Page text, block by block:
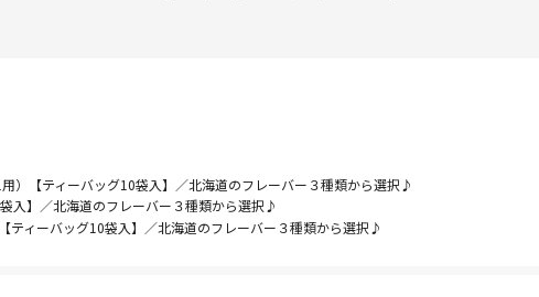
）【ティーバッグ10袋入】／北海道のフレーバー３種類から選択♪
入】／北海道のフレーバー３種類から選択♪
ティーバッグ10袋入】／北海道のフレーバー３種類から選択♪